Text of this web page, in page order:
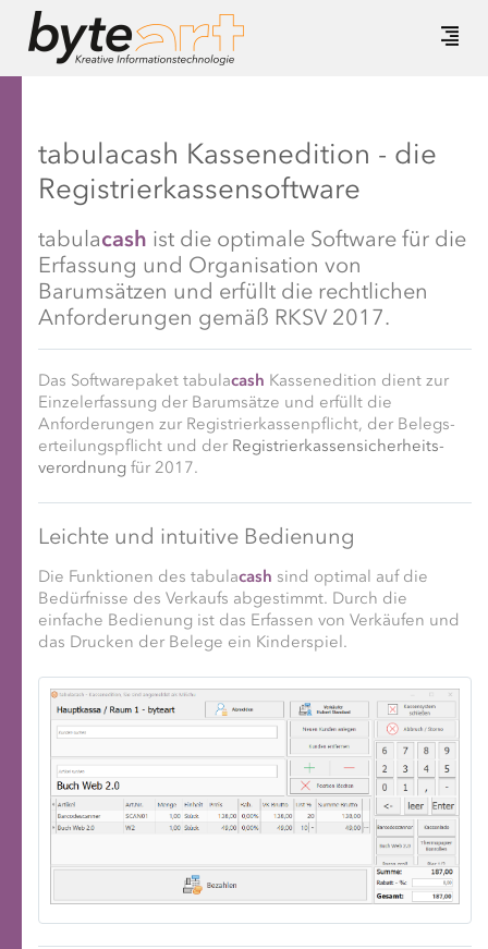
tabulacash Kassenedition - die
Registrierkassensoftware
tabulacash ist die optimale Software für die
Erfassung und Organisation von
Barumsätzen und erfüllt die rechtlichen
Anforderungen gemäß RKSV 2017.
Das Software­paket tabulacash Kassen­edition dient zur
Einzel­erfassung der Barumsätze und erfüllt die
Anforderungen zur Registrier­kassen­pflicht, der Belegs­
erteilungs­pflicht und der Registrier­kassen­sicher­heits­
verordnung für 2017.
Leichte und intuitive Bedienung
Die Funktionen des tabulacash sind optimal auf die
Bedürfnisse des Verkaufs abgestimmt. Durch die
einfache Bedienung ist das Erfassen von Verkäufen und
das Drucken der Belege ein Kinderspiel.